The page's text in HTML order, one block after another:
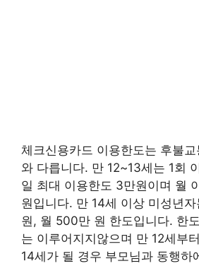
체크신용카드 이용한도는 후불
와 다릅니다. 만 12~13세는 1회
일 최대 이용한도 3만원이며 월
원입니다. 만 14세 이상 미성년
원, 월 500만 원 한도입니다. 한
는 이루어지지않으며 만 12세부
14세가 될 경우 부모님과 동행하